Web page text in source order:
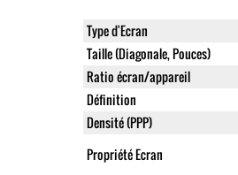
Type d'Ecran
Taille (Diagonale, Pouces)
Ratio écran/appareil
Définition
Densité (PPP)
Propriété Ecran